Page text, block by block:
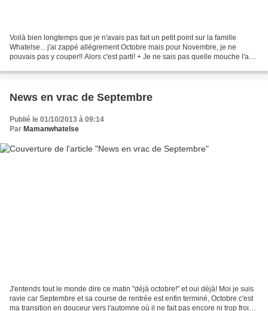
Voilà bien longtemps que je n'avais pas fait un petit point sur la famille
Whatelse... j'ai zappé allégrement Octobre mais pour Novembre, je ne
pouvais pas y couper!! Alors c'est parti! + Je ne sais pas quelle mouche l'a
News en vrac de Septembre
Publié le 01/10/2013 à 09:14
Par Mamanwhatelse
J'entends tout le monde dire ce matin "déjà octobre!" et oui déjà! Moi je suis
ravie car Septembre et sa course de rentrée est enfin terminé, Octobre c'est
ma transition en douceur vers l'automne où il ne fait pas encore ni trop froid